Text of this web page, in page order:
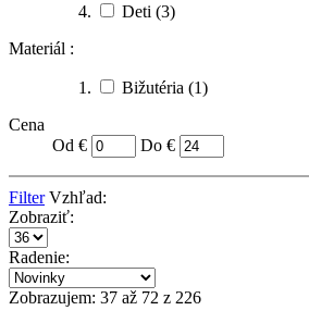
Deti (3)
Materiál :
Bižutéria (1)
Cena
Od €
Do €
Filter Vzhľad:
Zobraziť:
Radenie:
Zobrazujem: 37 až 72 z 226